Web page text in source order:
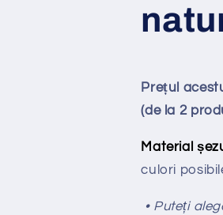
Prețul
(de la 2
Material
culori
• Puteți